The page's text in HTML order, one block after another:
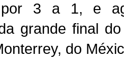
3 a 1, e
grande final
do